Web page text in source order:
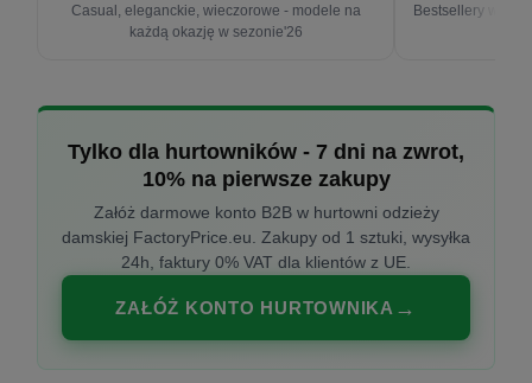
Casual, eleganckie, wieczorowe - modele na
każdą okazję w sezonie'26
Bestsellery w
Tylko dla hurtowników - 7 dni na zwrot,
10% na pierwsze zakupy
Załóż darmowe konto B2B w hurtowni odzieży
damskiej FactoryPrice.eu. Zakupy od 1 sztuki, wysyłka
24h, faktury 0% VAT dla klientów z UE.
ZAŁÓŻ KONTO HURTOWNIKA